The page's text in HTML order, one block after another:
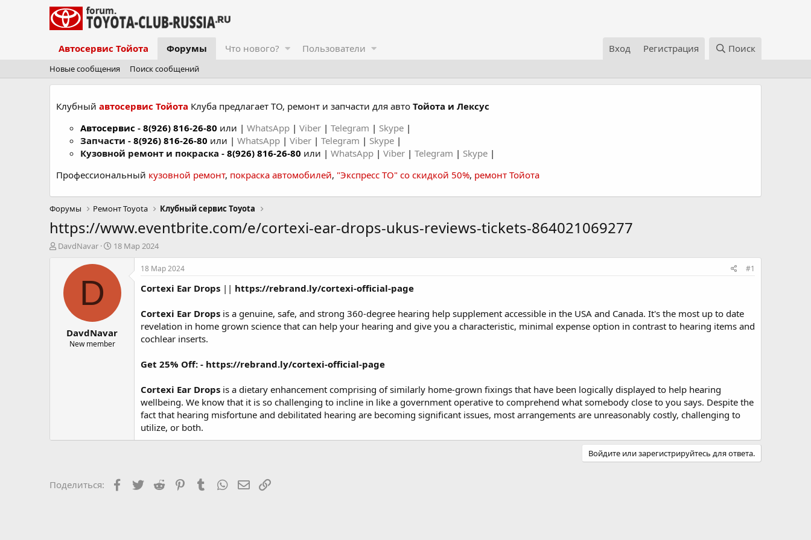
Автосервис Тойота Форумы Что нового? Пользователи Вход Регистрация Поиск
Новые сообщения Поиск сообщений
Клубный автосервис Тойота Клуба предлагает ТО, ремонт и запчасти для авто Тойота и Лексус
Автосервис - 8(926) 816-26-80 или | WhatsApp | Viber | Telegram | Skype |
Запчасти - 8(926) 816-26-80 или | WhatsApp | Viber | Telegram | Skype |
Кузовной ремонт и покраска - 8(926) 816-26-80 или | WhatsApp | Viber | Telegram | Skype |
Профессиональный кузовной ремонт, покраска автомобилей, "Экспресс ТО" со скидкой 50%, ремонт Тойота
Форумы Ремонт Toyota Клубный сервис Toyota
https://www.eventbrite.com/e/cortexi-ear-drops-ukus-reviews-tickets-864021069277
А
DavdNavar
Д
а
ч
л
а
18 Мар 2024
D
DavdNavar
New member
18 Мар 2024 #1
Cortexi Ear Drops || https://rebrand.ly/cortexi-official-page
Cortexi Ear Drops is a genuine, safe, and strong 360-degree hearing help supplement accessible in the USA and Canada. It's the most up to date
revelation in home grown science that can help your hearing and give you a characteristic, minimal expense option in contrast to hearing items and
cochlear inserts.
Get 25% Off: - https://rebrand.ly/cortexi-official-page
Cortexi Ear Drops is a dietary enhancement comprising of similarly home-grown fixings that have been logically displayed to help hearing
wellbeing. We know that it is so challenging to incline in like a government operative to comprehend what somebody close to you says. Despite the
fact that hearing misfortune and debilitated hearing are becoming significant issues, most arrangements are unreasonably costly, challenging to
utilize, or both.
Войдите или зарегистрируйтесь для ответа.
Поделиться: Facebook
TwitterReddit PinterestTumblrWhatsAppЭлектронная почта
Ссылка